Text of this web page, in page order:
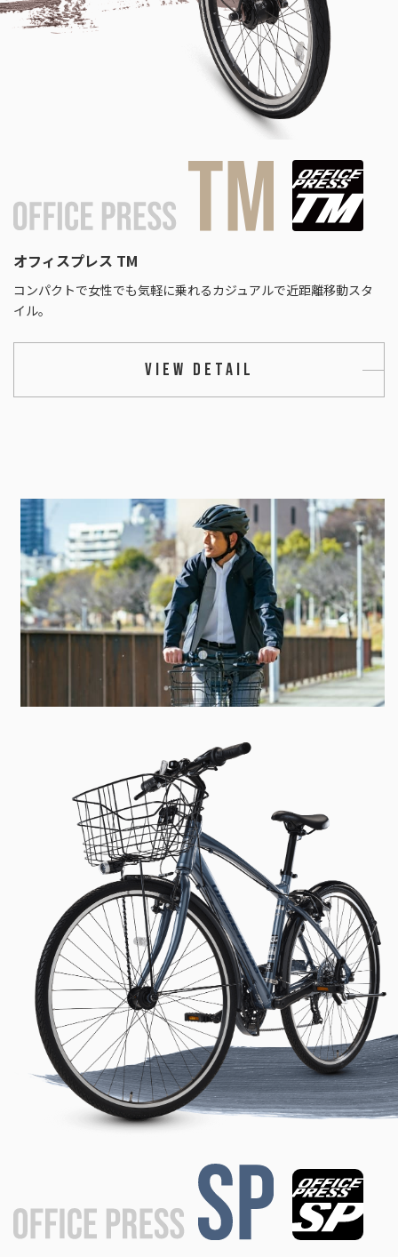
オフィスプレス TM
コンパクトで女性でも気軽に乗れるカジュアルで近距離移動スタ
イル。
VIEW DETAIL